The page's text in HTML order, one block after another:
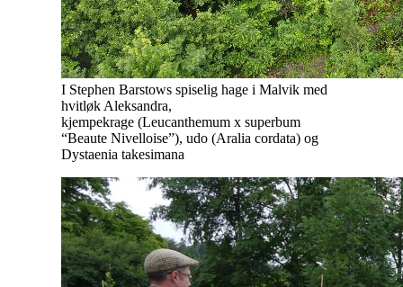
I Stephen Barstows spiselig hage i Malvik med
hvitløk Aleksandra,
kjempekrage (Leucanthemum x superbum
“Beaute Nivelloise”), udo (Aralia cordata) og
Dystaenia takesimana